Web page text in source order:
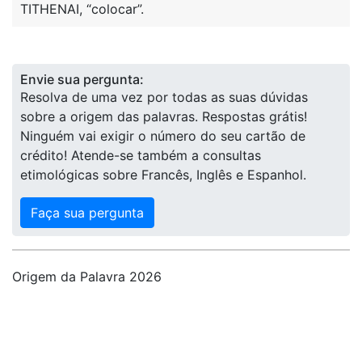
TITHENAI, “colocar”.
Envie sua pergunta:
Resolva de uma vez por todas as suas dúvidas
sobre a origem das palavras. Respostas grátis!
Ninguém vai exigir o número do seu cartão de
crédito! Atende-se também a consultas
etimológicas sobre Francês, Inglês e Espanhol.
Faça sua pergunta
Origem da Palavra 2026